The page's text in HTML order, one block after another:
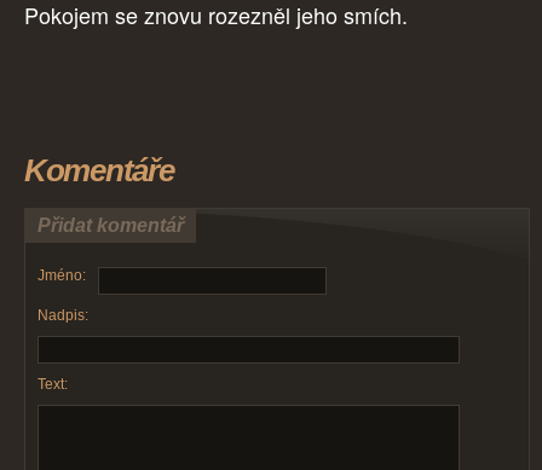
Pokojem se znovu rozezněl jeho smích.
Komentáře
Přidat komentář
Jméno:
Nadpis:
Text: